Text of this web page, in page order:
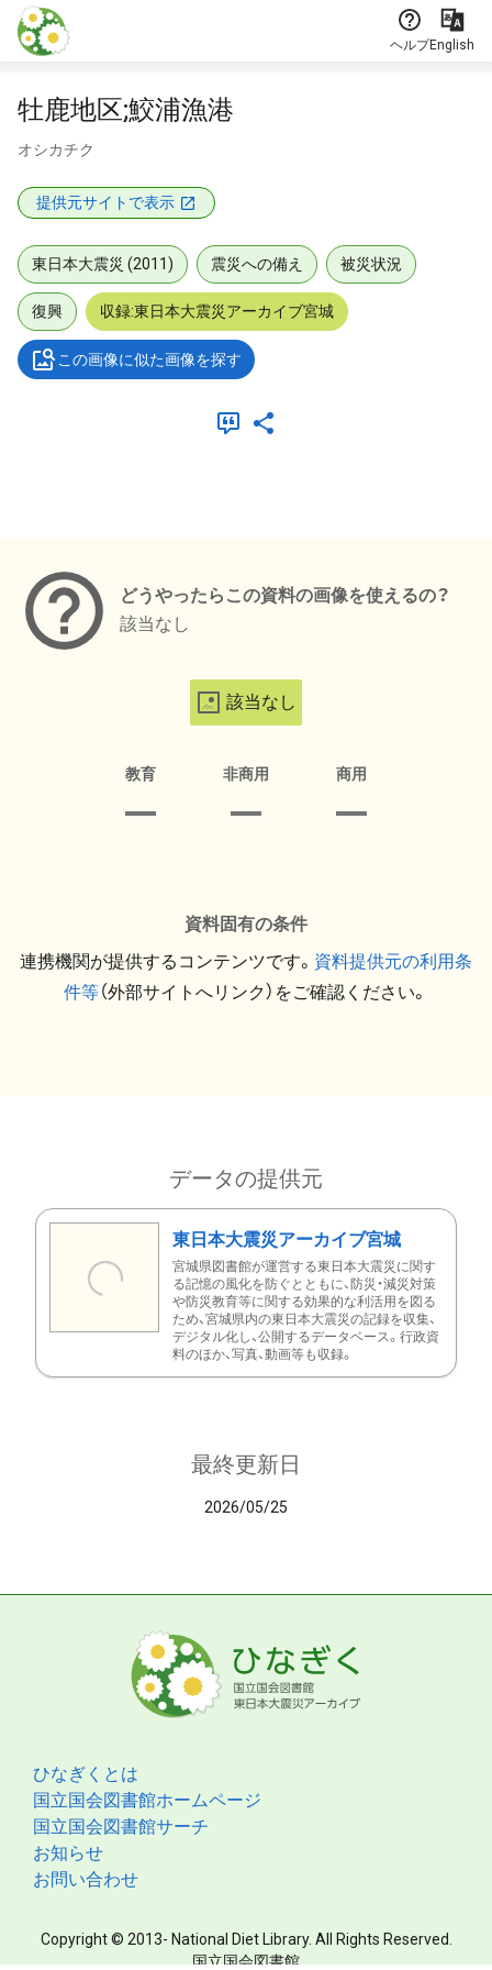
本文に飛ぶ
ヘルプEnglish
牡鹿地区;鮫浦漁港
オシカチク
提供元サイトで表示
東日本大震災 (2011) 震災への備え 被災状況
復興 収録:東日本大震災アーカイブ宮城
この画像に似た画像を探す
どうやったらこの資料の画像を使えるの？
該当なし
該当なし
教育 非商用 商用
資料固有の条件
連携機関が提供するコンテンツです。 資料提供元の利用条
件等（外部サイトへリンク）をご確認ください。
データの提供元
東日本大震災アーカイブ宮城
宮城県図書館が運営する東日本大震災に関す
る記憶の風化を防ぐとともに、防災・減災対策
や防災教育等に関する効果的な利活用を図る
ため、宮城県内の東日本大震災の記録を収集、
デジタル化し、公開するデータベース。行政資
料のほか、写真、動画等も収録。
最終更新日
2026/05/25
ひなぎくとは
国立国会図書館ホームページ
国立国会図書館サーチ
お知らせ
お問い合わせ
Copyright © 2013- National Diet Library. All Rights Reserved.